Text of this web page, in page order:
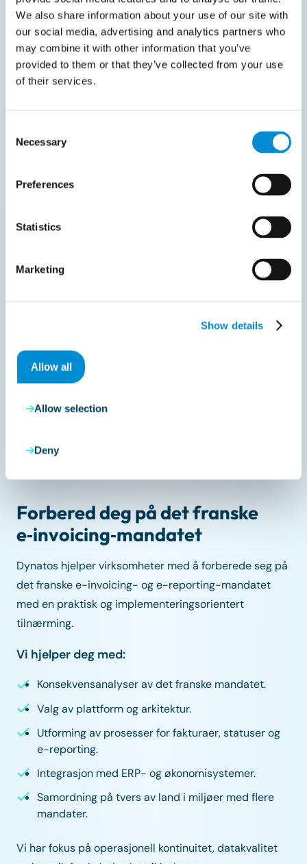
We also share information about your use of our site with
our social media, advertising and analytics partners who
may combine it with other information that you’ve
provided to them or that they’ve collected from your use
of their services.
Selection
Necessary
Preferences
Statistics
Marketing
Show details
Allow all
Allow selection
Deny
Factur-X (hybridformat basert på PDF/A-3 med
innebygd EN 16931 XML)
Andre elektroniske formater, som EDI, kan fortsatt
benyttes dersom de nødvendige skattedataene kan
Etterlevelse krever mer enn korrekt fakturainnhold.
Virksomheter må også håndtere statuser gjennom
fakturalevering og strukturerte data for e-reporting.
Forbered deg på det franske
e‑invoicing‑mandatet
Dynatos hjelper virksomheter med å forberede seg på
det franske e-invoicing- og e-reporting-mandatet
med en praktisk og implementeringsorientert
tilnærming.
Vi hjelper deg med:
Konsekvensanalyser av det franske mandatet.
Valg av plattform og arkitektur.
Utforming av prosesser for fakturaer, statuser og
e-reporting.
Integrasjon med ERP- og økonomisystemer.
Samordning på tvers av land i miljøer med flere
mandater.
Vi har fokus på operasjonell kontinuitet, datakvalitet